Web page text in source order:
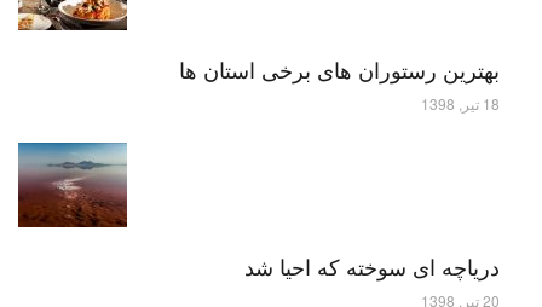
بهترین رستوران های برخی استان ها
18 تیر, 1398
دریاچه ای سوخته که احیا شد
20 تیر, 1398